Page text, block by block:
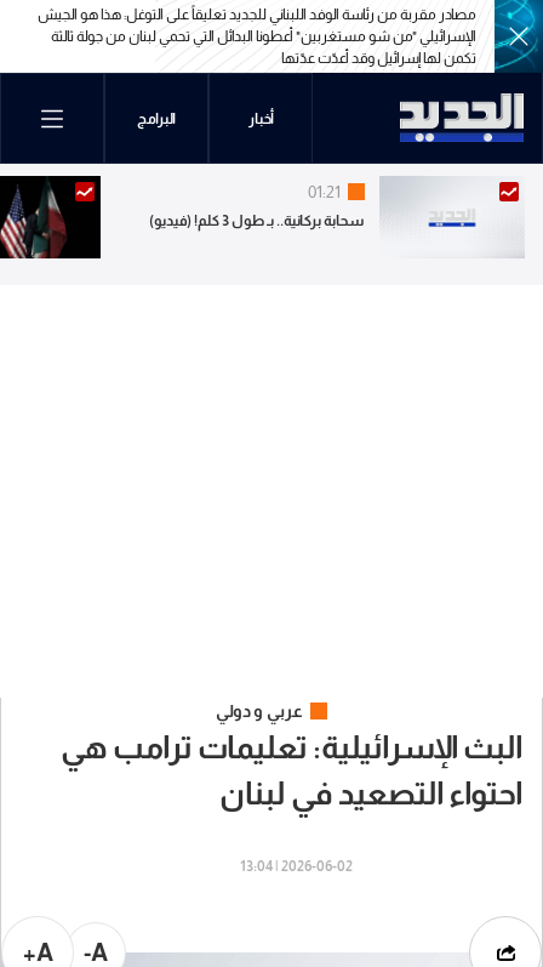
تعليقاً على التوغل: هذا هو الجيش
التي تحمي لبنان من جولة ثالثة
التي تحمي لبنان من جولة ثالثة
مصادر مقربة من رئاسة الوفد اللبناني للجديد عن
نتفرّج" لا مواعيد حتى الآن ونحن في حال انتظار
نتفرّج" لا مواعيد حتى الآن ونحن في حال انتظار
أخبار البرامج
01:21
سحابة بركانية.. بـ طول 3 كلم! (فيديو)
عربي و دولي
البث الإسرائيلية: تعليمات ترامب هي
احتواء التصعيد في لبنان
2026-06-02 | 13:04
A-
A+